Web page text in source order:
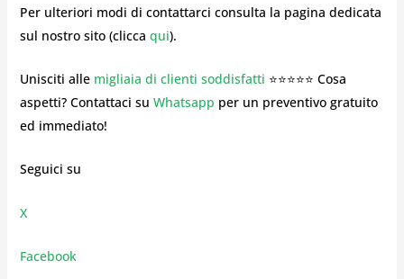
Per ulteriori modi di contattarci consulta la pagina dedicata
sul nostro sito (clicca qui).
Unisciti alle migliaia di clienti soddisfatti ⭐⭐⭐⭐⭐ Cosa
aspetti? Contattaci su Whatsapp per un preventivo gratuito
ed immediato!
Seguici su
X
Facebook